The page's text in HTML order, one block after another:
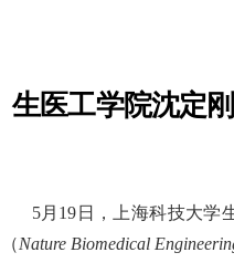
生医工学院沈定
5月19 日，上海科技大学
（Nature Biomedical